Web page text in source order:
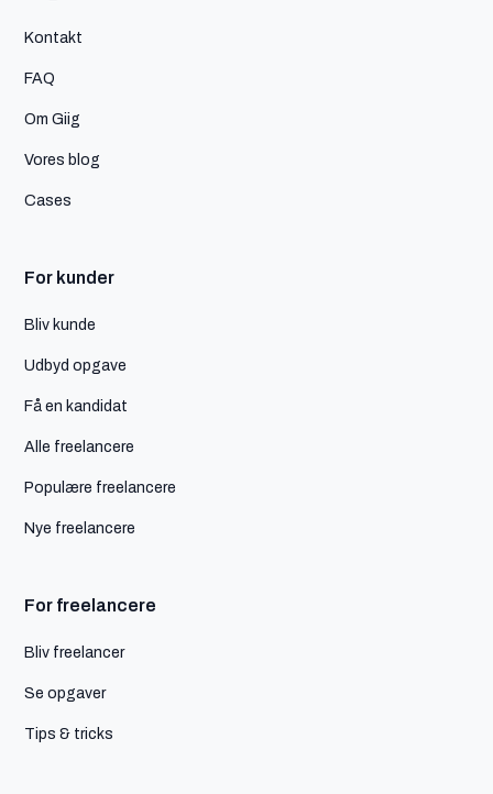
Kontakt
FAQ
Om Giig
Vores blog
Cases
For kunder
Bliv kunde
Udbyd opgave
Få en kandidat
Alle freelancere
Populære freelancere
Nye freelancere
For freelancere
Bliv freelancer
Se opgaver
Tips & tricks